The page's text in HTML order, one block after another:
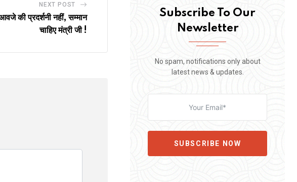
NEXT POST
प्रदर्शनी नहीं, सम्मान
चाहिए मंत्री जी !
Subscribe To Our
Newsletter
No spam, notifications only about
latest news & updates.
SUBSCRIBE NOW